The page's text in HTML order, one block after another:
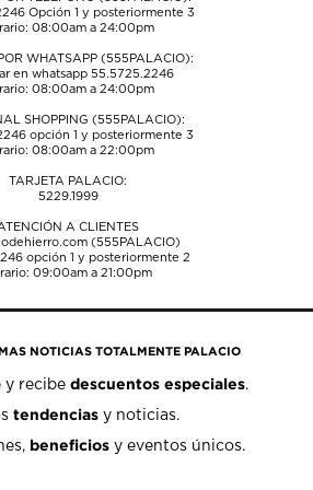
Opción 1 y posteriormente 3
08:00am a 24:00pm
WHATSAPP (555PALACIO):
en whatsapp 55.5725.2246
08:00am a 24:00pm
SHOPPING (555PALACIO):
opción 1 y posteriormente 3
08:00am a 22:00pm
TARJETA PALACIO:
5229.1999
A CLIENTES
(555PALACIO)
opción 1 y posteriormente 2
09:00am a 21:00pm
NOTICIAS TOTALMENTE PALACIO
y recibedescuentos especiales.
tendencias y noticias.
beneficios y eventos únicos.